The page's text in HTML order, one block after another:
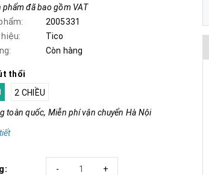
phẩm đã bao gồm VAT
2005331
Tico
Còn hàng
thổi
2 CHIỀU
toàn quốc, Miễn phí vận chuyển Hà Nội
+
-